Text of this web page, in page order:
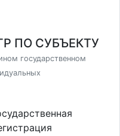
ПО СУБЪЕКТУ
государственном